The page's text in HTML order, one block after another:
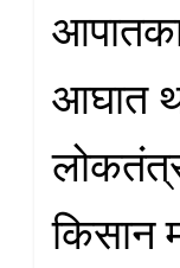
आघात
किसान